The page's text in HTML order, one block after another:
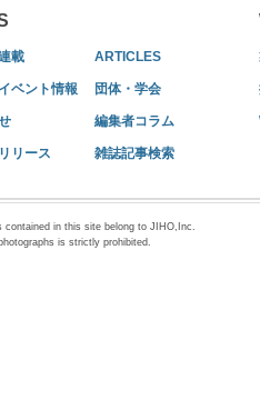
載 ARTICLES
ベント情報 団体・学会
編集者コラム
リース 雑誌記事検索
contained in this site belong to JIHO,Inc.
is strictly prohibited.